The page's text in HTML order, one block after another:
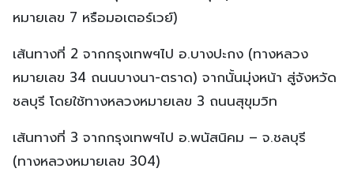
หมายเลข 7 หรือมอเตอร์เวย์)
เส้นทางที่ 2 จากกรุงเทพฯไป อ.บางปะกง (ทางหลวง
หมายเลข 34 ถนนบางนา-ตราด) จากนั้นมุ่งหน้า สู่จังหวัด
ชลบุรี โดยใช้ทางหลวงหมายเลข 3 ถนนสุขุมวิท
เส้นทางที่ 3 จากกรุงเทพฯไป อ.พนัสนิคม – จ.ชลบุรี
(ทางหลวงหมายเลข 304)